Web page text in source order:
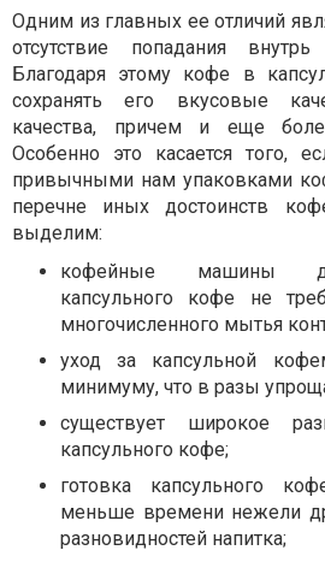
Одним из главных ее отличий
отсутствие попадания
Благодаря этому кофе в
сохранять его вкусовые
качества, причем и еще
Особенно это касается того,
привычными нам упаковками
перечне иных достоинств
выделим:
кофейные машины
капсульного кофе не
многочисленного мытья
уход за капсульной
минимуму, что в разы
существует широкое
капсульного кофе;
готовка капсульного
меньше времени нежели
разновидностей напитка;